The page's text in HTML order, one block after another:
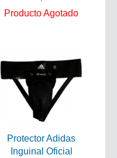
Producto Agotado
Protector Adidas
Inguinal Oficial